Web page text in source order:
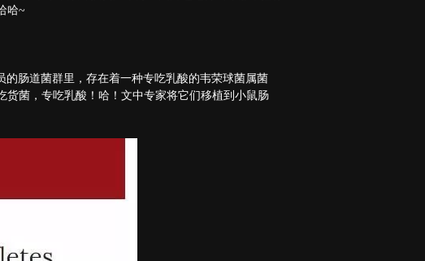
哈~
的肠道菌群里，存在着一种专吃乳酸的韦荣球菌属菌
菌，专吃乳酸！哈！文中专家将它们移植到小鼠肠